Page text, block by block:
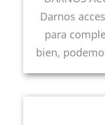
Darnos
para
bien,